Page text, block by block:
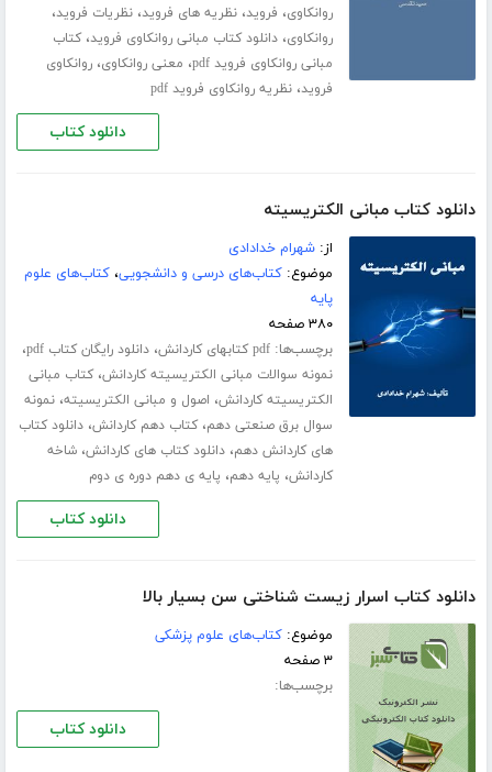
روانکاوی، فروید،نظریه های فروید،نظریات فروید،
روانکاوی،دانلود کتاب مبانی روانکاوی فروید،کتاب
مبانی روانکاوی فروید pdf
، معنی روانکاوی،روانکاوی
فروید،نظریه روانکاوی فروید pdf
دانلود کتاب
دانلود کتاب مبانی الکتریسیته
از:شهرام خدادادی
موضوع:کتاب‌های درسی و دانشجویی،کتاب‌های علوم
پایه
۳۸۰ صفحه
برچسب‌ها:pdf کتابهای کاردانش ،دانلود رایگان کتاب pdf ،
نمونه سوالات مبانی الکتریسیته کاردانش،کتاب مبانی
الکتریسیته کاردانش، اصول و مبانی الکتریسیته،نمونه
سوال برق صنعتی دهم،کتاب دهم کاردانش،دانلود کتاب
های کاردانش دهم،دانلود کتاب های کاردانش،شاخه
کاردانش، پایه دهم، پایه ی دهم دوره ی دوم
دانلود کتاب
دانلود کتاب اسرار زیست شناختی سن بسیار بالا
موضوع:کتاب‌های علوم پزشکی
۳ صفحه
برچسب‌ها:
دانلود کتاب